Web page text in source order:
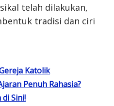
telah dilakukan,
tradisi dan ciri
Katolik
Penuh Rahasia?
Sini!